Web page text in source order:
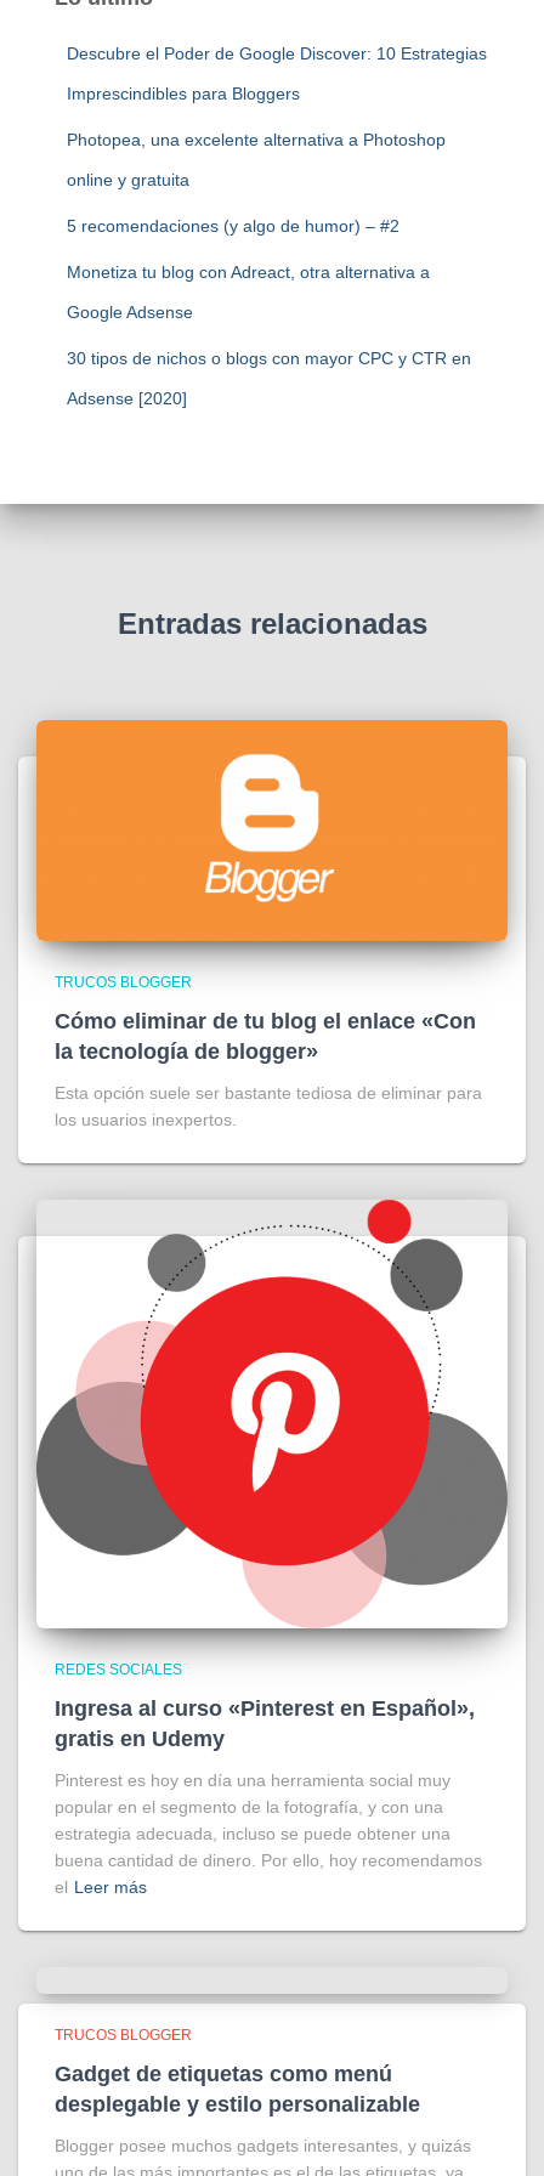
Descubre el Poder de Google Discover: 10 Estrategias
Imprescindibles para Bloggers
Photopea, una excelente alternativa a Photoshop
online y gratuita
5 recomendaciones (y algo de humor) – #2
Monetiza tu blog con Adreact, otra alternativa a
Google Adsense
30 tipos de nichos o blogs con mayor CPC y CTR en
Adsense [2020]
Entradas relacionadas
TRUCOS BLOGGER
Cómo eliminar de tu blog el enlace «Con
la tecnología de blogger»
Esta opción suele ser bastante tediosa de eliminar para
los usuarios inexpertos.
REDES SOCIALES
Ingresa al curso «Pinterest en Español»,
gratis en Udemy
Pinterest es hoy en día una herramienta social muy
popular en el segmento de la fotografía, y con una
estrategia adecuada, incluso se puede obtener una
buena cantidad de dinero. Por ello, hoy recomendamos
el Leer más
TRUCOS BLOGGER
Gadget de etiquetas como menú
desplegable y estilo personalizable
Blogger posee muchos gadgets interesantes, y quizás
uno de las más importantes es el de las etiquetas, ya